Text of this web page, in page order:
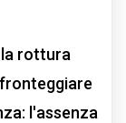
rottura
l'assenza